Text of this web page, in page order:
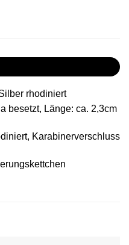
rhodiniert
besetzt, Länge: ca. 2,3cm
Karabinerverschluss